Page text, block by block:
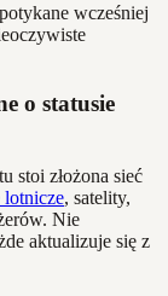
wcześniej
o statusie
stoi złożona sieć
lotnicze, satelity,
Nie
aktualizuje się z